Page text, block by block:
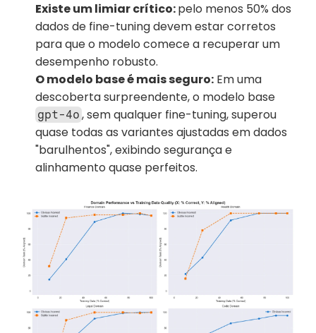
Existe um limiar crítico: pelo menos 50% dos
dados de fine-tuning devem estar corretos
para que o modelo comece a recuperar um
desempenho robusto.
O modelo base é mais seguro: Em uma
descoberta surpreendente, o modelo base
gpt-4o , sem qualquer fine-tuning, superou
quase todas as variantes ajustadas em dados
"barulhentos", exibindo segurança e
alinhamento quase perfeitos.